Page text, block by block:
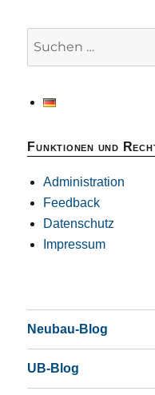
Beiträge
Funktionen und
Administration
Feedback
Datenschutz
Impressum
Neubau-Blog
UB-Blog